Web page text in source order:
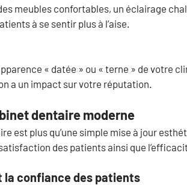
meubles confortables, un éclairage
à se sentir plus à l’aise.
« datée » ou « terne » de votre
a un impact sur votre réputation.
dentaire moderne
est plus qu’une simple mise à jour
des patients ainsi que
la confiance des patients